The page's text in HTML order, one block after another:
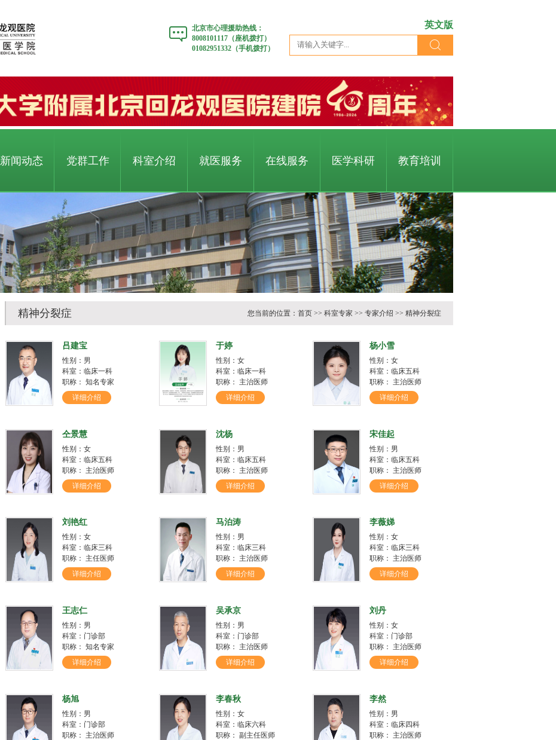
北京市心理援助热线：
8008101117（座机拨打）
01082951332（手机拨打）
英文版
新闻动态 党群工作 科室介绍 就医服务 在线服务 医学科研 教育培训
精神分裂症 您当前的位置： 首页 >> 科室专家 >> 专家介绍 >> 精神分裂症
吕建宝
性别：男
科室：临床一科
职称： 知名专家
详细介绍
于婷
性别：女
科室：临床一科
职称： 主治医师
详细介绍
杨小雪
性别：女
科室：临床五科
职称： 主治医师
详细介绍
仝景慧
性别：女
科室：临床五科
职称： 主治医师
详细介绍
沈杨
性别：男
科室：临床五科
职称： 主治医师
详细介绍
宋佳起
性别：男
科室：临床五科
职称： 主治医师
详细介绍
刘艳红
性别：女
科室：临床三科
职称： 主任医师
详细介绍
马泊涛
性别：男
科室：临床三科
职称： 主治医师
详细介绍
李薇娣
性别：女
科室：临床三科
职称： 主治医师
详细介绍
王志仁
性别：男
科室：门诊部
职称： 知名专家
详细介绍
吴承京
性别：男
科室：门诊部
职称： 主治医师
详细介绍
刘丹
性别：女
科室：门诊部
职称： 主治医师
详细介绍
杨旭
性别：男
科室：门诊部
职称： 主治医师
李春秋
性别：女
科室：临床六科
职称： 副主任医师
李然
性别：男
科室：临床四科
职称： 主治医师